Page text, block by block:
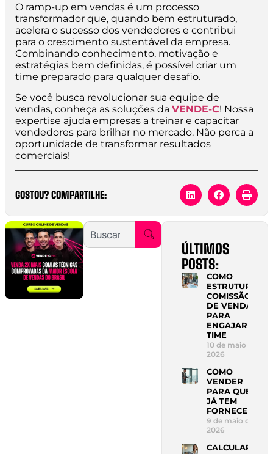
O ramp-up em vendas é um processo
transformador que, quando bem estruturado,
acelera o sucesso dos vendedores e contribui
para o crescimento sustentável da empresa.
Combinando conhecimento, motivação e
estratégias bem definidas, é possível criar um
time preparado para qualquer desafio.
Se você busca revolucionar sua equipe de
vendas, conheça as soluções da VENDE-C! Nossa
expertise ajuda empresas a treinar e capacitar
vendedores para brilhar no mercado. Não perca a
oportunidade de transformar resultados
comerciais!
GOSTOU? COMPARTILHE:
ÚLTIMOS
POSTS:
COMO
ESTRUTURAR
COMISSÃO
DE VENDAS
PARA
ENGAJAR
TIME
10 de maio de
2026
COMO
VENDER
PARA QUEM
JÁ TEM
FORNECEDOR
9 de maio de
2026
CALCULAR